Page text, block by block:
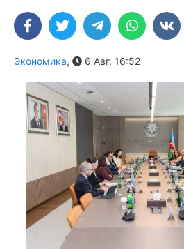
Экономика, 6 Авг. 16:52